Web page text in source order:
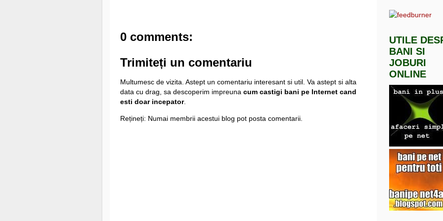
0 comments:
Trimiteți un comentariu
Multumesc de vizita. Astept un comentariu interesant si util. Va astept si alta
data cu drag, sa descoperim impreuna cum castigi bani pe Internet cand
esti doar incepator.
Rețineți: Numai membrii acestui blog pot posta comentarii.
UTILE
BANI SI
JOBURI
ONLINE